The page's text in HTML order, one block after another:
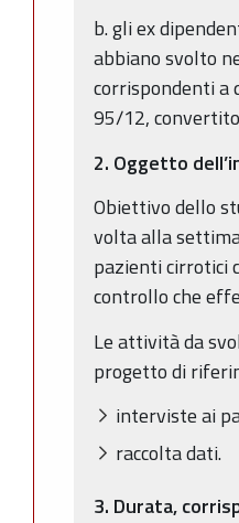
b. gli ex
abbiano svolto
corrispondenti a
95/12,
2. Oggetto
Obiettivo dello
volta alla
pazienti cirrotici
controllo che
Le attività da
progetto di
interviste ai
raccolta dati.
3. Durata,